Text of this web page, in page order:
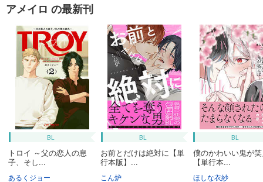
アメイロ の最新刊
BL
トロイ ～父の恋人の息
子、そし...
あるくジョー
BL
お前とだけは絶対に【単
行本版】...
こん炉
BL
僕のかわいい鬼が
【単行本...
ほしな衣紗